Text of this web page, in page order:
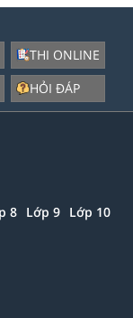
THI ONLINE
HỎI ĐÁP
8 Lớp 9 Lớp 10